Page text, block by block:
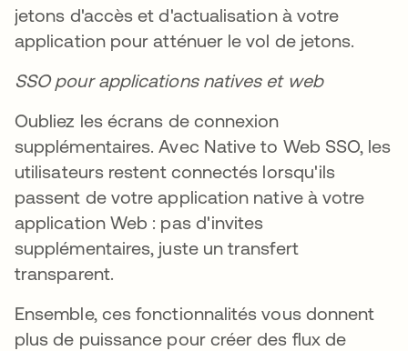
jetons d'accès et d'actualisation à votre
application pour atténuer le vol de jetons.
SSO pour applications natives et web
Oubliez les écrans de connexion
supplémentaires. Avec Native to Web SSO, les
utilisateurs restent connectés lorsqu'ils
passent de votre application native à votre
application Web : pas d'invites
supplémentaires, juste un transfert
transparent.
Ensemble, ces fonctionnalités vous donnent
plus de puissance pour créer des flux de